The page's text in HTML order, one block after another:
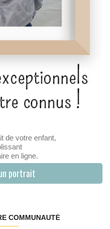
de votre enfant,
en ligne.
portrait
COMMUNAUTÉ